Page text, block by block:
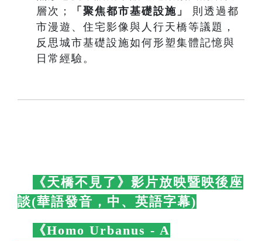
層次；
「聚焦都市基礎設施」
則透過都
市漫遊、住宅影像與人行天橋等議題，
反思城市基礎設施如何形塑集體記憶與
日常經驗。
《天橋不見了》影片放映暨映後座
談(華語發音，中、英語字幕)
《Homo Urbanus - A